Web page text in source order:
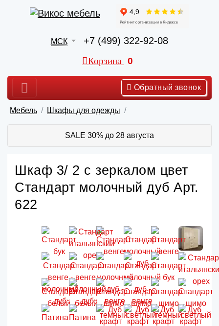
МСК +7 (499) 322-92-08
Корзина 0
Обратный звонок
Мебель Шкафы для одежды
SALE 30% до 28 августа
Шкаф 3/ 2 с зеркалом цвет
Стандарт молочный дуб Арт.
622